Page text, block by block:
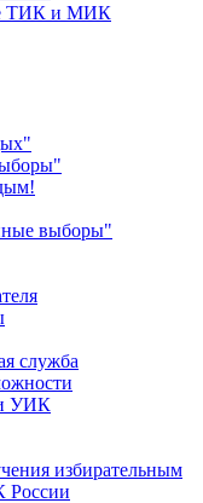
ТИК и МИК
выборы"
служба
УИК
избирательным
России